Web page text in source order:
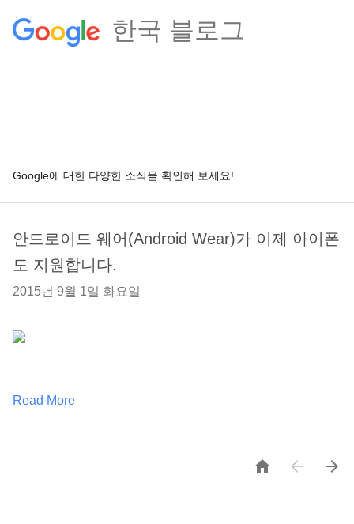
한국 블로그
Google에 대한 다양한 소식을 확인해 보세요!
안드로이드 웨어(Android Wear)가 이제 아이폰
도 지원합니다.
2015년 9월 1일 화요일
Read More
  